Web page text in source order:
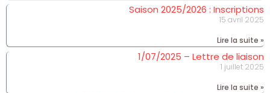
Saison 2025/2026 : Inscriptions
15 avril 2025
Lire la suite »
1/07/2025 – Lettre de liaison
1 juillet 2025
Lire la suite »